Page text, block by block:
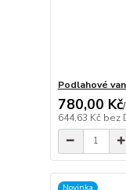
Podlahové
780,00 Kč/
644,63 Kč bez
Novinka